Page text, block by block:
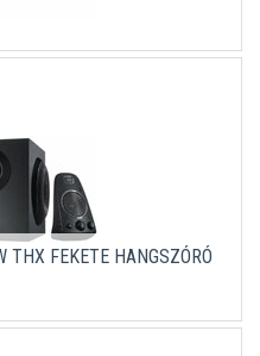
THX FEKETE HANGSZÓRÓ